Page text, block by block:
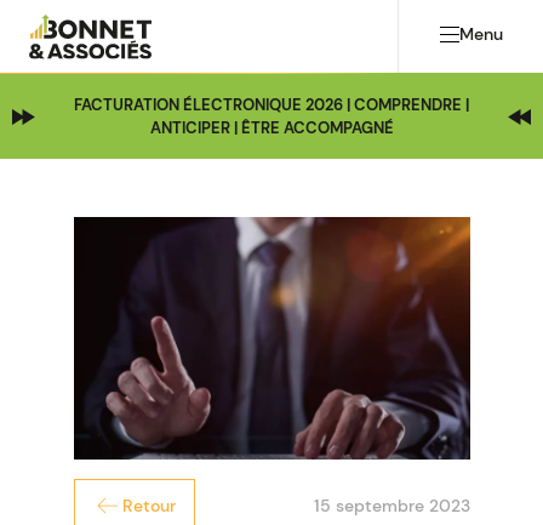
Menu
FACTURATION ÉLECTRONIQUE 2026 | COMPRENDRE |
ANTICIPER | ÊTRE ACCOMPAGNÉ
Retour 15 septembre 2023